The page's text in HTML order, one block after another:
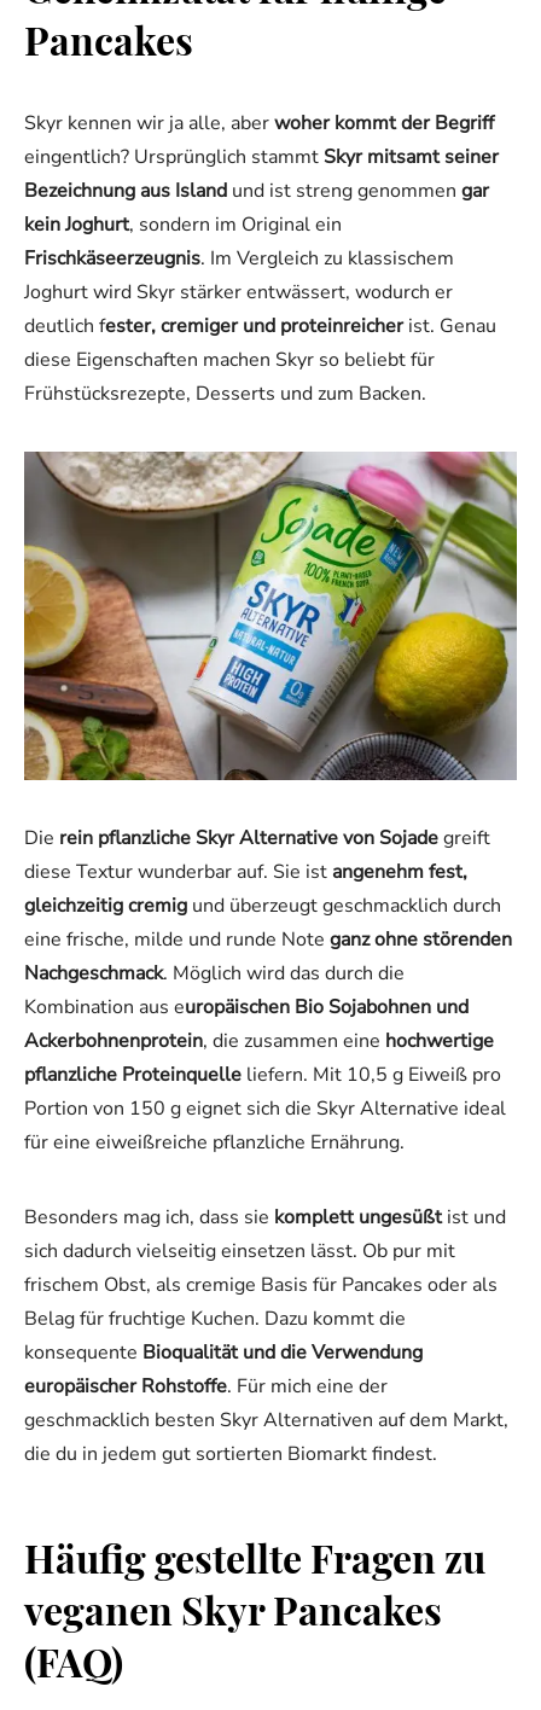
Pancakes
Skyr kennen wir ja alle, aberwoher kommt der Begriff
eingentlich? Ursprünglich stammtSkyr mitsamt seiner
Bezeichnung aus Island und ist streng genommen gar
kein Joghurt, sondern im Original ein
Frischkäseerzeugnis. Im Vergleich zu klassischem
Joghurt wird Skyr stärker entwässert, wodurch er
deutlich fester, cremiger und proteinreicherist. Genau
diese Eigenschaften machen Skyr so beliebt für
Frühstücksrezepte, Desserts und zum Backen.
Die rein pflanzliche Skyr Alternative von Sojadegreift
diese Textur wunderbar auf. Sie ist angenehm fest,
gleichzeitig cremig und überzeugt geschmacklich durch
eine frische, milde und runde Note ganz ohne störenden
Nachgeschmack. Möglich wird das durch die
Kombination aus europäischen Bio Sojabohnen und
Ackerbohnenprotein, die zusammen eine hochwertige
pflanzliche Proteinquelle liefern. Mit 10,5 g Eiweiß pro
Portion von 150 g eignet sich die Skyr Alternative ideal
für eine eiweißreiche pflanzliche Ernährung.
Besonders mag ich, dass sie komplett ungesüßtist und
sich dadurch vielseitig einsetzen lässt. Ob pur mit
frischem Obst, als cremige Basis für Pancakes oder als
Belag für fruchtige Kuchen. Dazu kommt die
konsequente Bioqualität und die Verwendung
europäischer Rohstoffe. Für mich eine der
geschmacklich besten Skyr Alternativen auf dem Markt,
die du in jedem gut sortierten Biomarkt findest.
Häufig gestellte Fragen zu
veganen Skyr Pancakes
(FAQ)